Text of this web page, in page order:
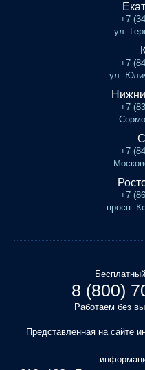
+7
ул.
+7
ул.
+7
+7
+7
просп.
8 (800)
Работаем без
Представленная на сайте